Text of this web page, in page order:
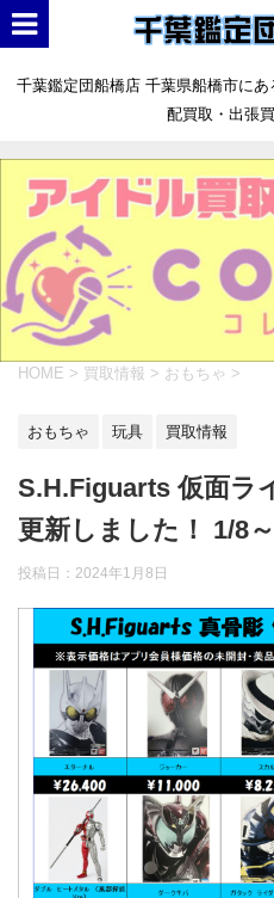
千葉鑑定団船橋店 千葉県船橋市に
配買取・出張
HOME > 買取情報 > おもちゃ >
おもちゃ 玩具 買取情報
S.H.Figuarts 仮面ラ
更新しました！ 1/8～
投稿日： 2024年1月8日